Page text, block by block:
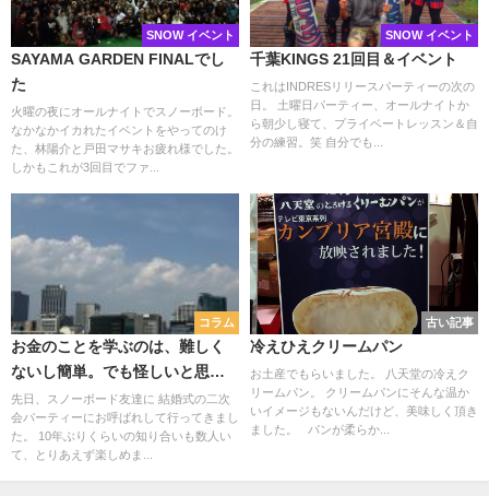
SNOW イベント
SAYAMA GARDEN FINALでし
た
火曜の夜にオールナイトでスノーボード。
なかなかイカれたイベントをやってのけ
た、林陽介と戸田マサキお疲れ様でした。
しかもこれが3回目でファ...
SNOW イベント
千葉KINGS 21回目＆イベント
これはINDRESリリースパーティーの次の
日。 土曜日パーティー、オールナイトか
ら朝少し寝て、プライベートレッスン＆自
分の練習。笑 自分でも...
コラム
お金のことを学ぶのは、難しく
ないし簡単。でも怪しいと思う
残念な日本
先日、スノーボード友達に 結婚式の二次
会パーティーにお呼ばれして行ってきまし
た。 10年ぶりくらいの知り合いも数人い
て、とりあえず楽しめま...
古い記事
冷えひえクリームパン
お土産でもらいました。 八天堂の冷えク
リームパン。 クリームパンにそんな温か
いイメージもないんだけど、美味しく頂き
ました。 パンが柔らか...